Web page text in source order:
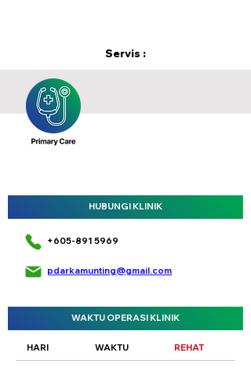
Servis :
HUBUNGI KLINIK
+605-891 5969
pdarkamunting@gmail.com
WAKTU OPERASI KLINIK
HARI WAKTU REHAT